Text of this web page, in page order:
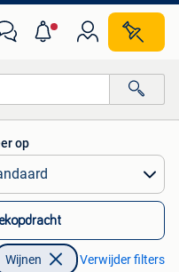
op
Wijnen Verwijder filters